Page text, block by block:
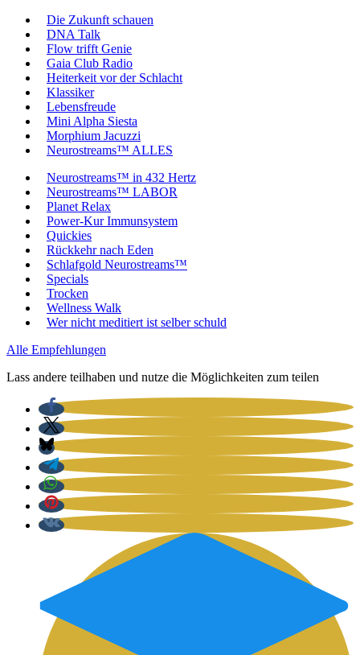
Die Zukunft schau­en
DNA Talk
Flow trifft Genie
Gaia Club Radio
Hei­ter­keit vor der Schlacht
Klas­si­ker
Lebens­freu­de
Mini Alpha Sies­ta
Mor­phi­um Jacuz­zi
Neu­ro­st­reams™ ALLES
Neu­ro­st­reams™ in 432 Hertz
Neu­ro­st­reams™ LABOR
Pla­net Relax
Power-Kur Immun­sys­tem
Qui­ckies
Rück­kehr nach Eden
Schlaf­gold Neu­ro­st­reams™
Spe­cials
Tro­cken
Well­ness Walk
Wer nicht medi­tiert ist sel­ber schuld
Alle Emp­feh­lun­gen
Lass ande­re teil­ha­ben und nut­ze die Mög­lich­kei­ten zum tei­len